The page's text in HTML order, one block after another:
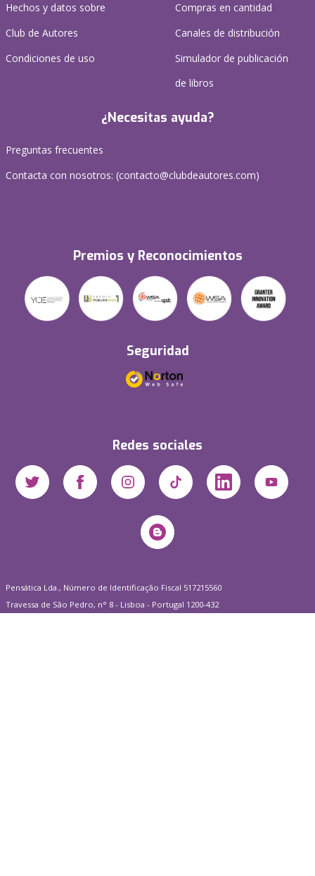
Hechos y datos sobre
Club de Autores
Condiciones de uso
Compras en cantidad
Canales de distribución
Simulador de publicación
de libros
¿Necesitas ayuda?
Preguntas frecuentes
Contacta con nosotros: (contacto@clubdeautores.com)
Premios y Reconocimientos
Seguridad
Redes sociales
Pensática Lda., Número de Identificação Fiscal 517215560
Travessa de São Pedro, n° 8 - Lisboa - Portugal 1200-432